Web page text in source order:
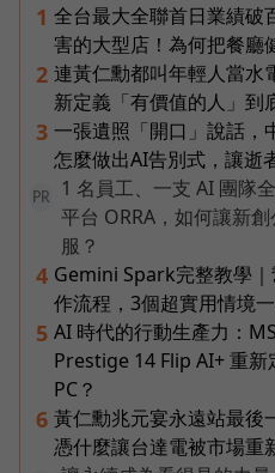
1 全台最大全聯首日業績破
害的大型店！為何把餐廳
2 連黃仁勳都叫年輕人當水
新定義「有價值的人」到
3 一張遺照「開口」說話，
怎麼做出AI告別式，讓逝
PR
1 名員工、一支 AI 團隊
平台 ORRA，如何讓新
服？
4 Gemini Spark完整教學
作流程，3個超實用情境
5 AI 時代的行動生產力：
Prestige 14 Flip AI+ 重
PC？
6 黃仁勳兆元宴永遠站最後
憑什麼讓台達電被市場重